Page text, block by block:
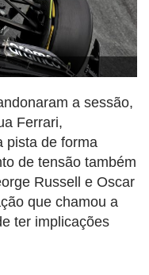
a sessão,
Ferrari,
pista de forma
de tensão também
Russell e Oscar
que chamou a
ter implicações